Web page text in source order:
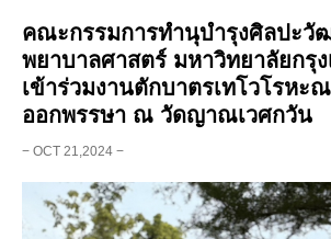
คณะกรรมการทำนุบำรุงศิลปะวั
พยาบาลศาสตร์ มหาวิทยาลัยกรุ
เข้าร่วมงานตักบาตรเทโวโรหะ
ออกพรรษา ณ วัดญาณเวศกวัน
− OCT 21,2024 −